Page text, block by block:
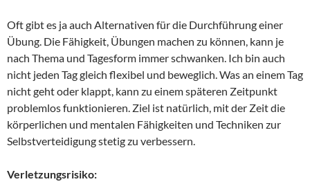
Oft gibt es ja auch Alternativen für die Durchführung einer
Übung. Die Fähigkeit, Übungen machen zu können, kann je
nach Thema und Tagesform immer schwanken. Ich bin auch
nicht jeden Tag gleich flexibel und beweglich. Was an einem Tag
nicht geht oder klappt, kann zu einem späteren Zeitpunkt
problemlos funktionieren. Ziel ist natürlich, mit der Zeit die
körperlichen und mentalen Fähigkeiten und Techniken zur
Selbstverteidigung stetig zu verbessern.
Verletzungsrisiko: